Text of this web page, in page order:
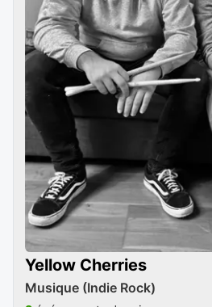
Yellow Cherries
Musique (Indie Rock)